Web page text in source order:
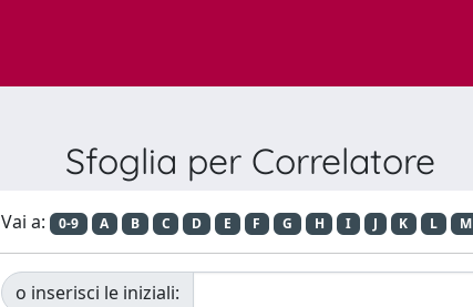
Sfoglia per Correlatore
Vai a: 0-9 A B C D E F G H I J K L M
o inserisci le iniziali: